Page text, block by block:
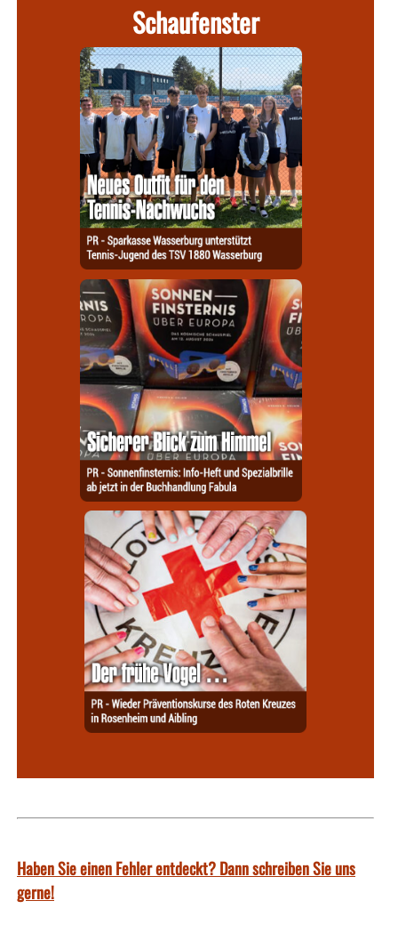
Schaufenster
Haben Sie einen Fehler entdeckt? Dann schreiben Sie uns
gerne!